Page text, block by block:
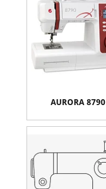
AURORA 8790